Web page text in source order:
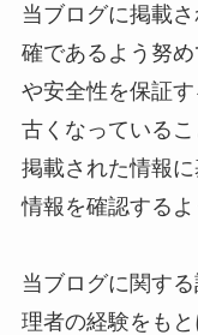
当ブログに掲載
確であるよう努
や安全性を保証
古くなっているこ
掲載された情報
情報を確認するよ
当ブログに関す
理者の経験をも